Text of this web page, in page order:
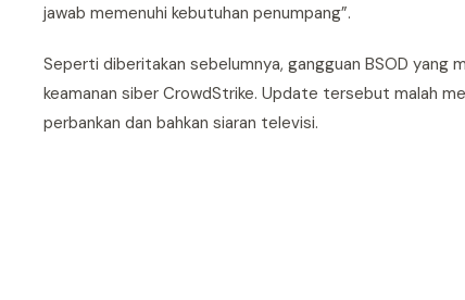
jawab memenuhi kebutuhan penumpang”.
Seperti diberitakan sebelumnya, gangguan BSOD yang
keamanan siber CrowdStrike. Update tersebut malah
perbankan dan bahkan siaran televisi.